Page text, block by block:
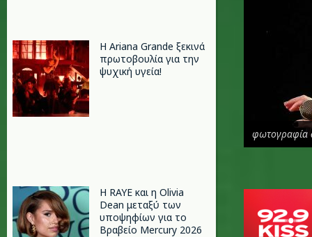
Η Ariana Grande ξεκινά
πρωτοβουλία για την
ψυχική υγεία!
Η RAYE και η Olivia
Dean μεταξύ των
υποψηφίων για το
Βραβείο Mercury 2026
φωτογραφία